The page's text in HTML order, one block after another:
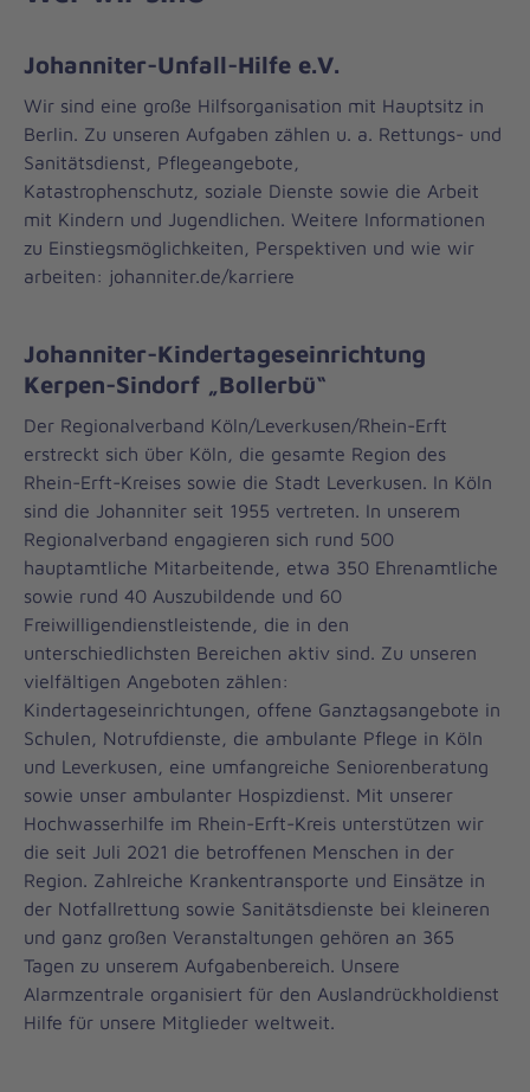
Johanniter-Unfall-Hilfe e.V.
Wir sind eine große Hilfsorganisation mit Hauptsitz in
Berlin. Zu unseren Aufgaben zählen u. a. Rettungs- und
Sanitätsdienst, Pflegeangebote,
Katastrophenschutz, soziale Dienste sowie die Arbeit
mit Kindern und Jugendlichen. Weitere Informationen
zu Einstiegsmöglichkeiten, Perspektiven und wie wir
arbeiten: johanniter.de/karriere
Johanniter-Kindertageseinrichtung
Kerpen-Sindorf „Bollerbü“
Der Regionalverband Köln/Leverkusen/Rhein-Erft
erstreckt sich über Köln, die gesamte Region des
Rhein-Erft-Kreises sowie die Stadt Leverkusen. In Köln
sind die Johanniter seit 1955 vertreten. In unserem
Regionalverband engagieren sich rund 500
hauptamtliche Mitarbeitende, etwa 350 Ehrenamtliche
sowie rund 40 Auszubildende und 60
Freiwilligendienstleistende, die in den
unterschiedlichsten Bereichen aktiv sind. Zu unseren
vielfältigen Angeboten zählen:
Kindertageseinrichtungen, offene Ganztagsangebote in
Schulen, Notrufdienste, die ambulante Pflege in Köln
und Leverkusen, eine umfangreiche Seniorenberatung
sowie unser ambulanter Hospizdienst. Mit unserer
Hochwasserhilfe im Rhein-Erft-Kreis unterstützen wir
die seit Juli 2021 die betroffenen Menschen in der
Region. Zahlreiche Krankentransporte und Einsätze in
der Notfallrettung sowie Sanitätsdienste bei kleineren
und ganz großen Veranstaltungen gehören an 365
Tagen zu unserem Aufgabenbereich. Unsere
Alarmzentrale organisiert für den Auslandrückholdienst
Hilfe für unsere Mitglieder weltweit.